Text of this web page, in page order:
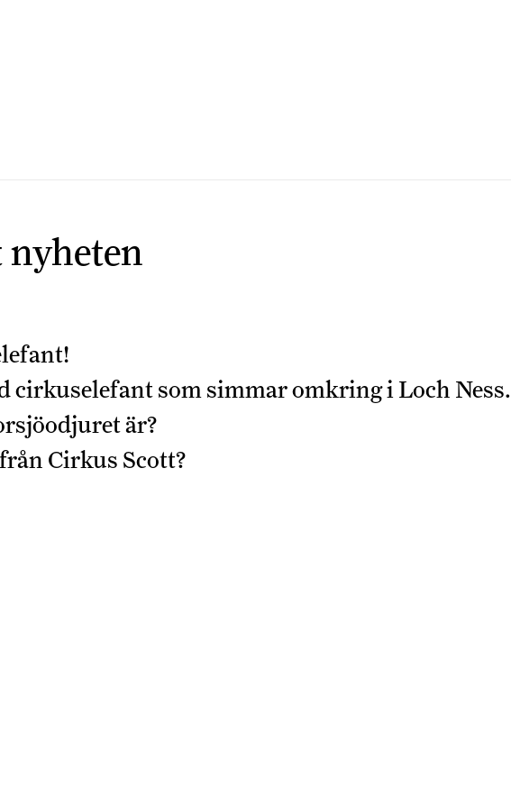
cirkuselefant som simmar omkring i Loch Ness.
är?
Cirkus Scott?